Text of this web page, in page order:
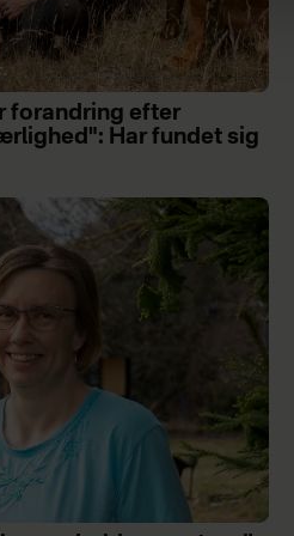
forandring efter
Har fundet sig